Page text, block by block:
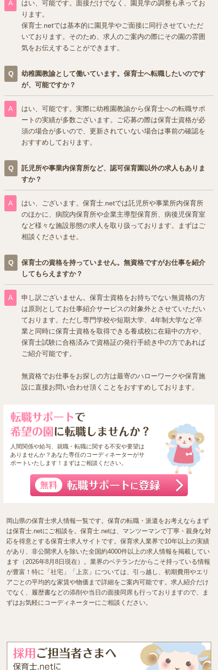
はい、可能です。面接だけでなく、園見学の調整も承ってお
ります。
保育士.netでは基本的に園見学やご面接に同行させていただ
いております。そのため、求人のご案内の際にその園の雰囲
気をお伝えすることができます。
幼稚園教諭として働いています。保育士へ転職したいのです
が、可能ですか？
はい、可能です。実際に幼稚園教諭から保育士への転職サポ
ートの実績が多数ございます。ご応募の際は保育士資格が必
須の場合が多いので、更新されていない場合は事前の確認を
おすすめしております。
託児所や事業内保育所など、認可保育園以外の求人もありま
すか？
はい、ございます。保育士.netでは託児所や事業所内保育所
のほかに、病院内保育所や企業主導型保育所、病後児保育室
など様々な施設形態の求人を取り扱っております。まずはご
相談くださいませ。
保育士の資格を持っていません。無資格ですがお仕事を紹介
してもらえますか？
申し訳ございません。保育士資格をお持ちでない無資格の方
は原則としてお仕事紹介サービスの対象外とさせていただい
ております。ただし専門学校や短期大学、4年制大学など卒
業と同時に保育士資格を取得できる養成校に在籍中の方や、
保育士試験に合格済みで資格証の発行手続き中の方であれば
ご紹介可能です。
無資格でお仕事をお探しの方は最寄のハローワークや保育施
設に直接お問い合わせ頂くことをおすすめしております。
人間関係や給与、就職・転職に関する不安や要望は
ありませんか？あなた専任のコーディネーターがサ
ポートいたします！まずはご相談ください。
岡山県の保育士求人情報一覧です。保育の転職・派遣をお考えならまず
は保育士.netにご相談を。保育士.netは、マンツーマンで丁寧・親身な対
応を得意とする保育士求人サイトです。保育求人業界で10年以上の実績
があり、非公開求人を除いた全国約4000件以上の求人情報を掲載してい
ます（2026年8月8日現在）。業界のベテランだからこそ持っている情報
が豊富！特に「社宅」「上京」については、引っ越し、初期費用やエリ
アごとの平均的な家賃や物価まで詳細をご案内可能です。求人紹介だけ
でなく、履歴書などの添削や当日の面接同席も行っておりますので、ま
ずはお気軽にコーディネーターにご相談ください。